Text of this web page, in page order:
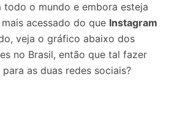
todo o mundo e embora esteja
acessado do que Instagram
veja o gráfico abaixo dos
no Brasil, então que tal fazer
as duas redes sociais?